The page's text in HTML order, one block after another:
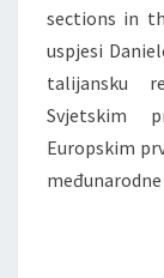
sections in
uspjesi
talijansku
Svjetskim
Europskim